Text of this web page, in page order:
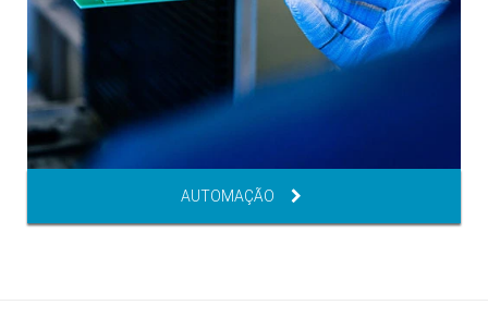
AUTOMAÇÃO